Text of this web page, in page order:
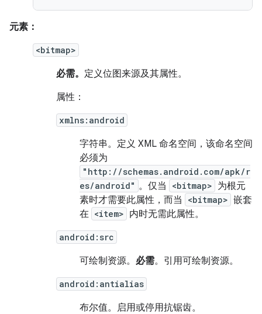
元素：
<bitmap>
必需。 定义位图来源及其属性。
属性：
xmlns:android
字符串。 定义 XML 命名空间，该命名空间
必须为
"http://schemas.android.com/apk/r
es/android" 。仅当 <bitmap> 为根元
素时才需要此属性，而当
<bitmap> 嵌套
在 <item> 内时无需此属性。
android:src
可绘制资源。 必需。引用可绘制资源。
android:antialias
布尔值。 启用或停用抗锯齿。